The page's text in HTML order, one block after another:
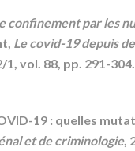
confinement par les
Le covid-19 depuis
1, vol. 88, pp. 291-304.
19 : quelles
et de criminologie,